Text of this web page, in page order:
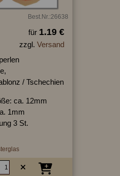
Best.Nr.:26638
für 1.19 €
zzgl. Versand
/ Tschechien
ca. 12mm
1mm
3 St.